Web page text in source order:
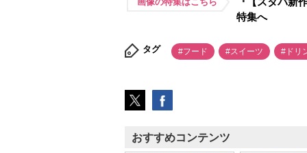
特集へ
タグ #フード #スイーツ #ドリ
おすすめコンテンツ